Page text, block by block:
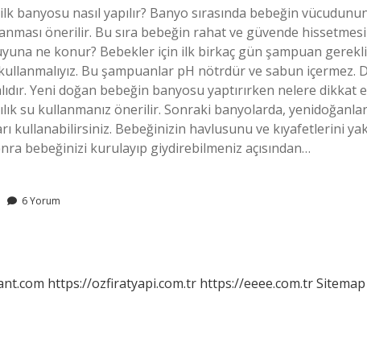
banyosu nasıl yapılır? Banyo sırasında bebeğin
önerilir. Bu sıra bebeğin rahat ve güvende
ne konur? Bebekler için ilk birkaç gün şampuan
Bu şampuanlar pH nötrdür ve sabun
Yeni doğan bebeğin banyosu yaptırırken nelere
su kullanmanız önerilir. Sonraki banyolarda,
kullanabilirsiniz. Bebeğinizin havlusunu ve kıyafetlerini
bebeğinizi kurulayıp giydirebilmeniz açısından…
6 Yorum
https://ozfiratyapi.com.tr https://eeee.com.trSitemap